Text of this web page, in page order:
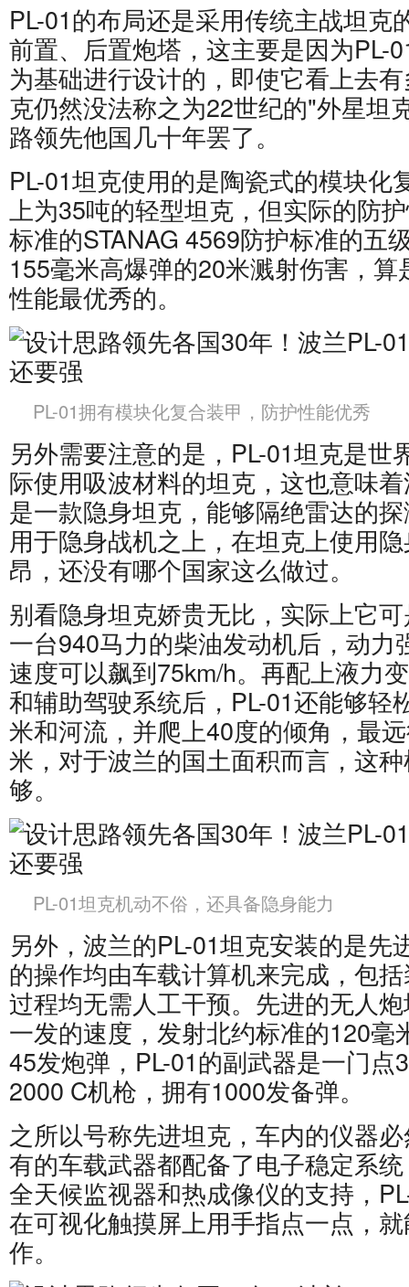
PL-01的布局还是采用传统主战坦克
前置、后置炮塔，这主要是因为PL-
为基础进行设计的，即使它看上去
克仍然没法称之为22世纪的"外星坦
路领先他国几十年罢了。
PL-01坦克使用的是陶瓷式的模块化
上为35吨的轻型坦克，但实际的防
标准的STANAG 4569防护标准的五
155毫米高爆弹的20米溅射伤害，
性能最优秀的。
PL-01拥有模块化复合装甲，防护性能优秀
另外需要注意的是，PL-01坦克是世
际使用吸波材料的坦克，这也意味
是一款隐身坦克，能够隔绝雷达的
用于隐身战机之上，在坦克上使用
昂，还没有哪个国家这么做过。
别看隐身坦克娇贵无比，实际上它
一台940马力的柴油发动机后，动力
速度可以飙到75km/h。再配上液力
和辅助驾驶系统后，PL-01还能够轻
米和河流，并爬上40度的倾角，最
米，对于波兰的国土面积而言，这
够。
PL-01坦克机动不俗，还具备隐身能力
另外，波兰的PL-01坦克安装的是先
的操作均由车载计算机来完成，包
过程均无需人工干预。先进的无人
一发的速度，发射北约标准的120毫
45发炮弹，PL-01的副武器是一门点
2000 C机枪，拥有1000发备弹。
之所以号称先进坦克，车内的仪器
有的车载武器都配备了电子稳定系
全天候监视器和热成像仪的支持，
在可视化触摸屏上用手指点一点，
作。